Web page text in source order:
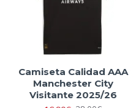
Camiseta Calidad AAA
Manchester City
Visitante 2025/26